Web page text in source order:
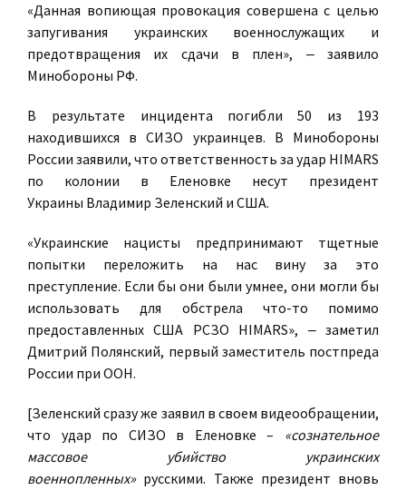
«Данная вопиющая провокация совершена с целью
запугивания украинских военнослужащих и
предотвращения их сдачи в плен», ‒ заявило
Минобороны РФ.
В результате инцидента погибли 50 из 193
находившихся в СИЗО украинцев. В Минобороны
России заявили, что ответственность за удар HIMARS
по колонии в Еленовке несут президент
Украины Владимир Зеленский и США.
«Украинские нацисты предпринимают тщетные
попытки переложить на нас вину за это
преступление. Если бы они были умнее, они могли бы
использовать для обстрела что-то помимо
предоставленных США РСЗО HIMARS», ‒ заметил
Дмитрий Полянский, первый заместитель постпреда
России при ООН.
[Зеленский сразу же заявил в своем видеообращении,
что удар по СИЗО в Еленовке – «сознательное
массовое убийство украинских
военнопленных»русскими. Также президент вновь